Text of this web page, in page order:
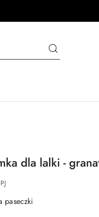
dla lalki -
PJ
paseczki